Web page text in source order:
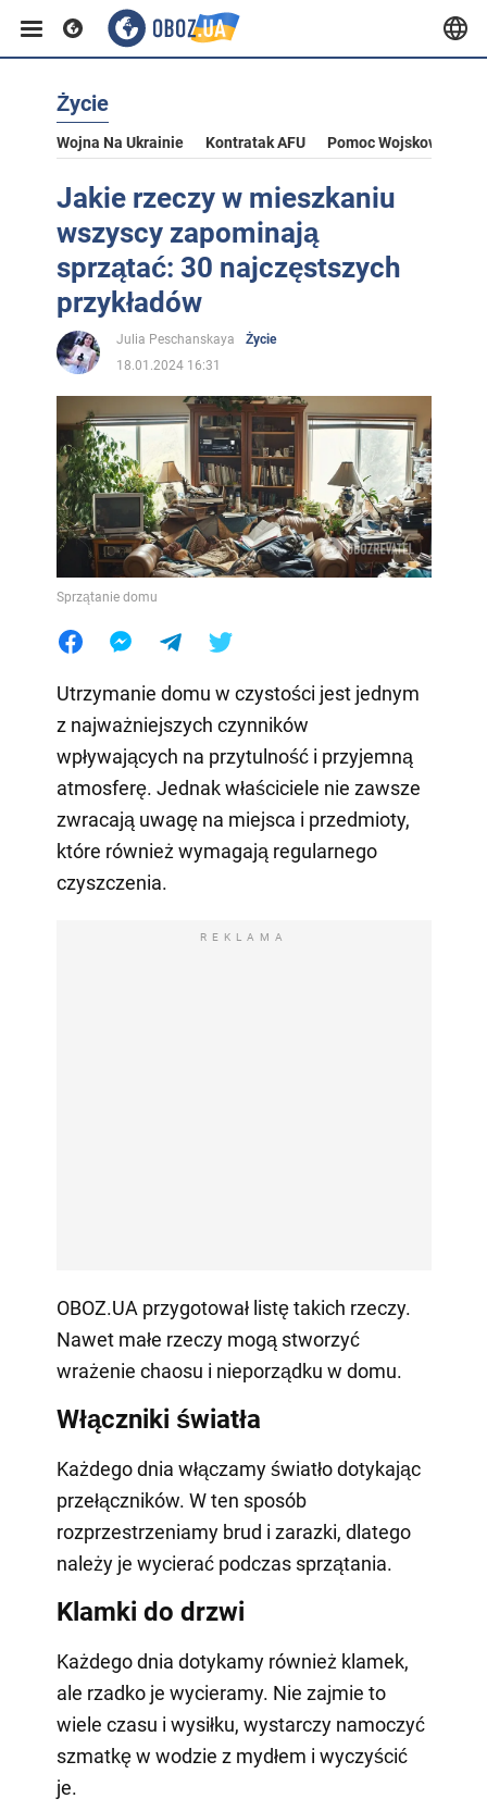
Życie
Wojna Na Ukrainie Kontratak AFU Pomoc Wojskowa Dla
Jakie rzeczy w mieszkaniu
wszyscy zapominają
sprzątać: 30 najczęstszych
przykładów
Julia Peschanskaya
Życie
18.01.2024 16:31
Sprzątanie domu
Utrzymanie domu w czystości jest jednym
z najważniejszych czynników
wpływających na przytulność i przyjemną
atmosferę. Jednak właściciele nie zawsze
zwracają uwagę na miejsca i przedmioty,
które również wymagają regularnego
czyszczenia.
REKLAMA
OBOZ.UA przygotował listę takich rzeczy.
Nawet małe rzeczy mogą stworzyć
wrażenie chaosu i nieporządku w domu.
Włączniki światła
Każdego dnia włączamy światło dotykając
przełączników. W ten sposób
rozprzestrzeniamy brud i zarazki, dlatego
należy je wycierać podczas sprzątania.
Klamki do drzwi
Każdego dnia dotykamy również klamek,
ale rzadko je wycieramy. Nie zajmie to
wiele czasu i wysiłku, wystarczy namoczyć
szmatkę w wodzie z mydłem i wyczyścić
je.